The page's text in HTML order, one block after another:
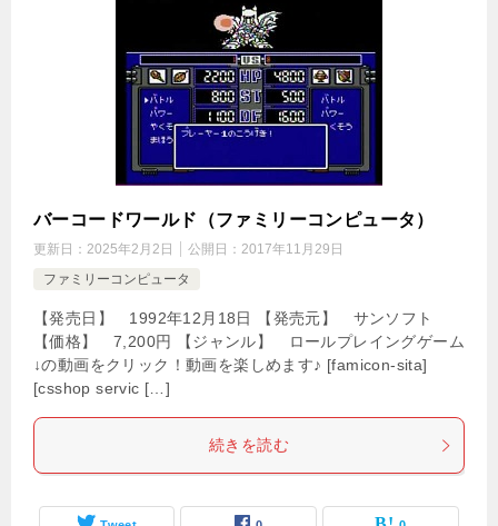
バーコードワールド（ファミリーコンピュータ）
更新日： 2025年2月2日 公開日： 2017年11月29日
ファミリーコンピュータ
【発売日】 1992年12月18日 【発売元】 サンソフト
【価格】 7,200円 【ジャンル】 ロールプレイングゲーム
↓の動画をクリック！動画を楽しめます♪ [famicon-sita]
[csshop servic […]
続きを読む